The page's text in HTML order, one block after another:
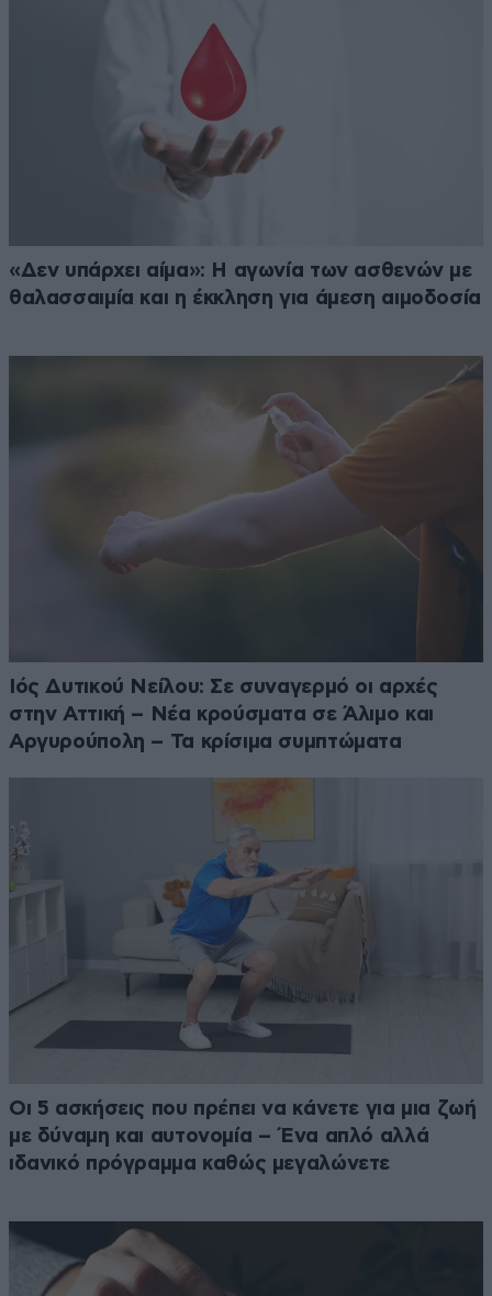
«Δεν υπάρχει αίμα»: Η αγωνία των ασθενών με
θαλασσαιμία και η έκκληση για άμεση αιμοδοσία
Ιός Δυτικού Νείλου: Σε συναγερμό οι αρχές
στην Αττική – Νέα κρούσματα σε Άλιμο και
Αργυρούπολη – Τα κρίσιμα συμπτώματα
Οι 5 ασκήσεις που πρέπει να κάνετε για μια ζωή
με δύναμη και αυτονομία – Ένα απλό αλλά
ιδανικό πρόγραμμα καθώς μεγαλώνετε